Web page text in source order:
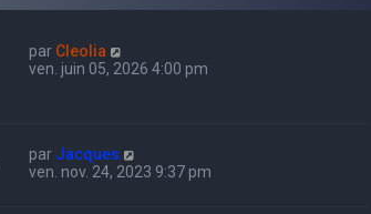
par Cleolia
ven. juin 05, 2026 4:00 pm
par Jacques
ven. nov. 24, 2023 9:37 pm